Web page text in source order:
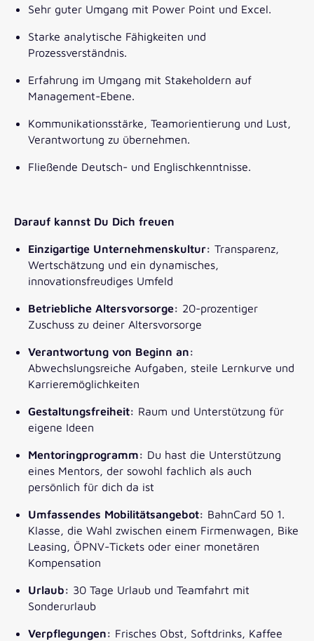
Sehr guter Umgang mit Power Point und Excel.
Starke analytische Fähigkeiten und
Prozessverständnis.
Erfahrung im Umgang mit Stakeholdern auf
Management-Ebene.
Kommunikationsstärke, Teamorientierung und Lust,
Verantwortung zu übernehmen.
Fließende Deutsch- und Englischkenntnisse.
Darauf kannst Du Dich freuen
Einzigartige Unternehmenskultur: Transparenz,
Wertschätzung und ein dynamisches,
innovationsfreudiges Umfeld
Betriebliche Altersvorsorge: 20-prozentiger
Zuschuss zu deiner Altersvorsorge
Verantwortung von Beginn an:
Abwechslungsreiche Aufgaben, steile Lernkurve und
Karrieremöglichkeiten
Gestaltungsfreiheit: Raum und Unterstützung für
eigene Ideen
Mentoringprogramm: Du hast die Unterstützung
eines Mentors, der sowohl fachlich als auch
persönlich für dich da ist
Umfassendes Mobilitätsangebot: BahnCard 50 1.
Klasse, die Wahl zwischen einem Firmenwagen, Bike
Leasing, ÖPNV-Tickets oder einer monetären
Kompensation
Urlaub: 30 Tage Urlaub und Teamfahrt mit
Sonderurlaub
Verpflegungen: Frisches Obst, Softdrinks, Kaffee